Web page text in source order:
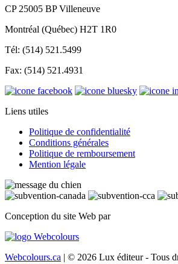
CP 25005 BP Villeneuve
Montréal (Québec) H2T 1R0
Tél: (514) 521.5499
Fax: (514) 521.4931
Liens utiles
Politique de confidentialité
Conditions générales
Politique de remboursement
Mention légale
Conception du site Web par
Webcolours.ca | © 2026 Lux éditeur - Tous